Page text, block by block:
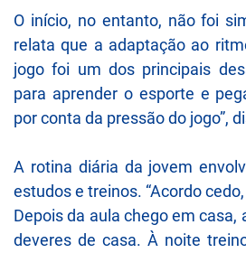
O início, no entanto, não foi
relata que a adaptação ao
jogo foi um dos principais
para aprender o esporte e
por conta da pressão do jogo”,
A rotina diária da jovem
estudos e treinos. “Acordo
Depois da aula chego em casa,
deveres de casa. À noite